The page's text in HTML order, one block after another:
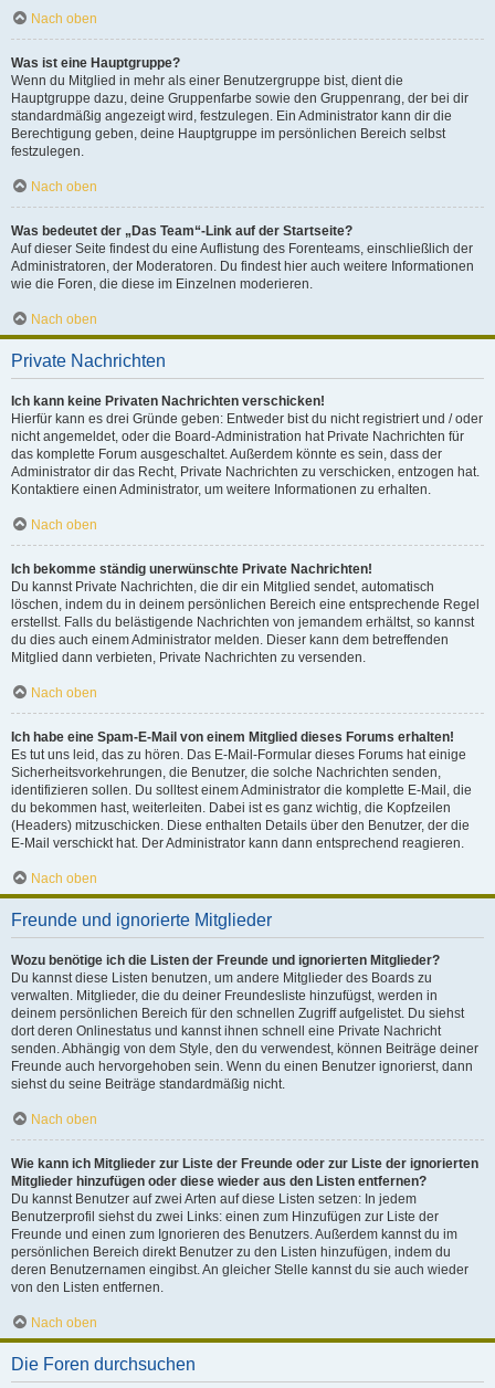
Nach oben
Was ist eine Hauptgruppe?
Wenn du Mitglied in mehr als einer Benutzergruppe bist, dient die
Hauptgruppe dazu, deine Gruppenfarbe sowie den Gruppenrang, der bei dir
standardmäßig angezeigt wird, festzulegen. Ein Administrator kann dir die
Berechtigung geben, deine Hauptgruppe im persönlichen Bereich selbst
festzulegen.
Nach oben
Was bedeutet der „Das Team“-Link auf der Startseite?
Auf dieser Seite findest du eine Auflistung des Forenteams, einschließlich der
Administratoren, der Moderatoren. Du findest hier auch weitere Informationen
wie die Foren, die diese im Einzelnen moderieren.
Nach oben
Private Nachrichten
Ich kann keine Privaten Nachrichten verschicken!
Hierfür kann es drei Gründe geben: Entweder bist du nicht registriert und / oder
nicht angemeldet, oder die Board-Administration hat Private Nachrichten für
das komplette Forum ausgeschaltet. Außerdem könnte es sein, dass der
Administrator dir das Recht, Private Nachrichten zu verschicken, entzogen hat.
Kontaktiere einen Administrator, um weitere Informationen zu erhalten.
Nach oben
Ich bekomme ständig unerwünschte Private Nachrichten!
Du kannst Private Nachrichten, die dir ein Mitglied sendet, automatisch
löschen, indem du in deinem persönlichen Bereich eine entsprechende Regel
erstellst. Falls du belästigende Nachrichten von jemandem erhältst, so kannst
du dies auch einem Administrator melden. Dieser kann dem betreffenden
Mitglied dann verbieten, Private Nachrichten zu versenden.
Nach oben
Ich habe eine Spam-E-Mail von einem Mitglied dieses Forums erhalten!
Es tut uns leid, das zu hören. Das E-Mail-Formular dieses Forums hat einige
Sicherheitsvorkehrungen, die Benutzer, die solche Nachrichten senden,
identifizieren sollen. Du solltest einem Administrator die komplette E-Mail, die
du bekommen hast, weiterleiten. Dabei ist es ganz wichtig, die Kopfzeilen
(Headers) mitzuschicken. Diese enthalten Details über den Benutzer, der die
E-Mail verschickt hat. Der Administrator kann dann entsprechend reagieren.
Nach oben
Freunde und ignorierte Mitglieder
Wozu benötige ich die Listen der Freunde und ignorierten Mitglieder?
Du kannst diese Listen benutzen, um andere Mitglieder des Boards zu
verwalten. Mitglieder, die du deiner Freundesliste hinzufügst, werden in
deinem persönlichen Bereich für den schnellen Zugriff aufgelistet. Du siehst
dort deren Onlinestatus und kannst ihnen schnell eine Private Nachricht
senden. Abhängig von dem Style, den du verwendest, können Beiträge deiner
Freunde auch hervorgehoben sein. Wenn du einen Benutzer ignorierst, dann
siehst du seine Beiträge standardmäßig nicht.
Nach oben
Wie kann ich Mitglieder zur Liste der Freunde oder zur Liste der ignorierten
Mitglieder hinzufügen oder diese wieder aus den Listen entfernen?
Du kannst Benutzer auf zwei Arten auf diese Listen setzen: In jedem
Benutzerprofil siehst du zwei Links: einen zum Hinzufügen zur Liste der
Freunde und einen zum Ignorieren des Benutzers. Außerdem kannst du im
persönlichen Bereich direkt Benutzer zu den Listen hinzufügen, indem du
deren Benutzernamen eingibst. An gleicher Stelle kannst du sie auch wieder
von den Listen entfernen.
Nach oben
Die Foren durchsuchen